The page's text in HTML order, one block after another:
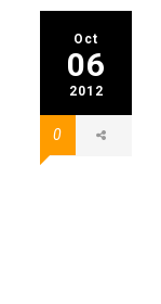
Oct
06
2012
0